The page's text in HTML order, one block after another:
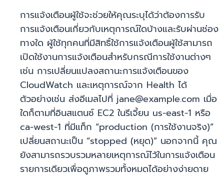
การแจ้งเตือนผู้ใช้จะช่วยให้คุณระบุได้ว่าต้องการรับ
การแจ้งเตือนเกี่ยวกับเหตุการณ์ใดบ้างและรับผ่านช่อง
ทางใด ผู้ใช้ทุกคนที่มีสิทธิ์ใช้การแจ้งเตือนผู้ใช้สามารถ
เปิดใช้งานการแจ้งเตือนสำหรับกรณีการใช้งานต่างๆ
เช่น การเปลี่ยนแปลงสถานะการแจ้งเตือนของ
CloudWatch และเหตุการณ์จาก Health ได้
ตัวอย่างเช่น ส่งอีเมลไปที่ jane@example.com เมื่อ
ใดก็ตามที่อินสแตนซ์ EC2 ในรีเจี้ยน us-east-1 หรือ
ca-west-1 ที่มีแท็ก “production (การใช้งานจริง)”
เปลี่ยนสถานะเป็น “stopped (หยุด)” นอกจากนี้ คุณ
ยังสามารถรวบรวมหลายเหตุการณ์ไว้ในการแจ้งเตือน
รายการเดียวเพื่อดูภาพรวมทั้งหมดได้อย่างง่ายดาย